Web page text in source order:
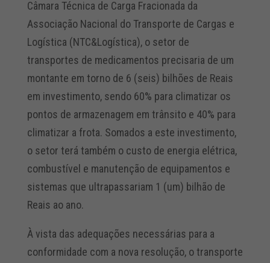
Câmara Técnica de Carga Fracionada da
Associação Nacional do Transporte de Cargas e
Logística (NTC&Logística), o setor de
transportes de medicamentos precisaria de um
montante em torno de 6 (seis) bilhões de Reais
em investimento, sendo 60% para climatizar os
pontos de armazenagem em trânsito e 40% para
climatizar a frota. Somados a este investimento,
o setor terá também o custo de energia elétrica,
combustível e manutenção de equipamentos e
sistemas que ultrapassariam 1 (um) bilhão de
Reais ao ano.
À vista das adequações necessárias para a
conformidade com a nova resolução, o transporte